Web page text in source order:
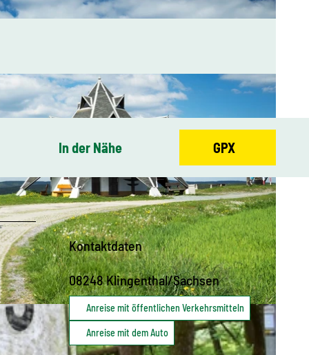
SA
In der Nähe GPX
Kontaktdaten
08248Klingenthal/Sachsen
Anreise mit öffentlichen Verkehrsmitteln
Anreise mit dem Auto